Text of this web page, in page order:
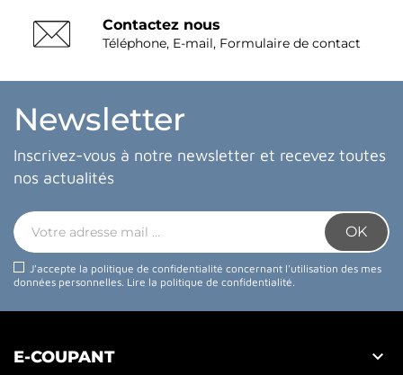
Contactez nous
Téléphone, E-mail, Formulaire de contact
Newsletter
Inscrivez-vous à notre newsletter et recevez toutes
nos actualités
J'accepte la politique de confidentialité concernant l'utilisation des mes
données personnelles. Lire la politique de confidentialité.
E-COUPANT 